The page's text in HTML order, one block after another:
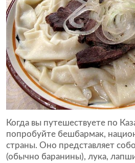
Когда вы путешествуете по
попробуйте бешбармак,
страны. Оно представляет
(обычно баранины), лука,